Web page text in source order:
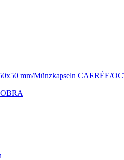
mm/Münzkapseln CARRÉE/